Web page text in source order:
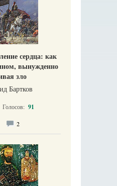
сердца: как
вынужденно
зло
Бартков
Голосов: 91
2